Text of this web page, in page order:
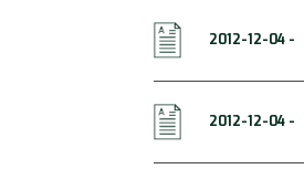
2012-12-04 -
2012-12-04 -